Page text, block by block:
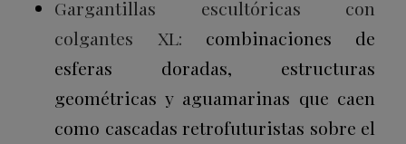
Gargantillas escultóricas con
colgantes XL: combinaciones de
esferas doradas, estructuras
geométricas y aguamarinas que caen
como cascadas retrofuturistas sobre el